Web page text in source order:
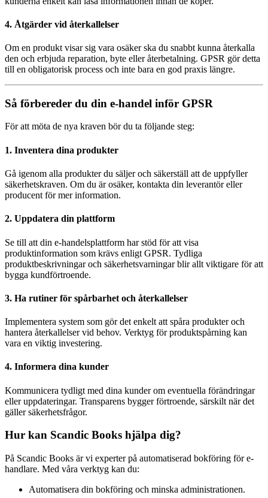
4. Åtgärder vid återkallelser
Om en produkt visar sig vara osäker ska du snabbt kunna återkalla
den och erbjuda reparation, byte eller återbetalning. GPSR gör detta
till en obligatorisk process och inte bara en god praxis längre.
Så förbereder du din e-handel inför GPSR
För att möta de nya kraven bör du ta följande steg:
1. Inventera dina produkter
Gå igenom alla produkter du säljer och säkerställ att de uppfyller
säkerhetskraven. Om du är osäker, kontakta din leverantör eller
producent för mer information.
2. Uppdatera din plattform
Se till att din e-handelsplattform har stöd för att visa
produktinformation som krävs enligt GPSR. Tydliga
produktbeskrivningar och säkerhetsvarningar blir allt viktigare för att
bygga kundförtroende.
3. Ha rutiner för spårbarhet och återkallelser
Implementera system som gör det enkelt att spåra produkter och
hantera återkallelser vid behov. Verktyg för produktspårning kan
vara en viktig investering.
4. Informera dina kunder
Kommunicera tydligt med dina kunder om eventuella förändringar
eller uppdateringar. Transparens bygger förtroende, särskilt när det
gäller säkerhetsfrågor.
Hur kan Scandic Books hjälpa dig?
På Scandic Books är vi experter på automatiserad bokföring för e-
handlare. Med våra verktyg kan du:
Automatisera din bokföring och minska administrationen.